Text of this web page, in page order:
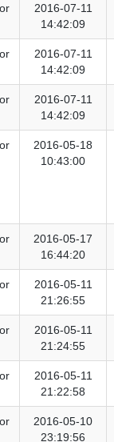
2016-07-11
14:42:09
2016-07-11
14:42:09
2016-07-11
14:42:09
2016-05-18
10:43:00
2016-05-17
16:44:20
2016-05-11
21:26:55
2016-05-11
21:24:55
2016-05-11
21:22:58
2016-05-10
23:19:56